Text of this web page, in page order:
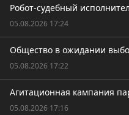
Робот-судебный
05.08.2026 17:24
Общество в ожидании
05.08.2026 17:22
Агитационная кампания
05.08.2026 17:16